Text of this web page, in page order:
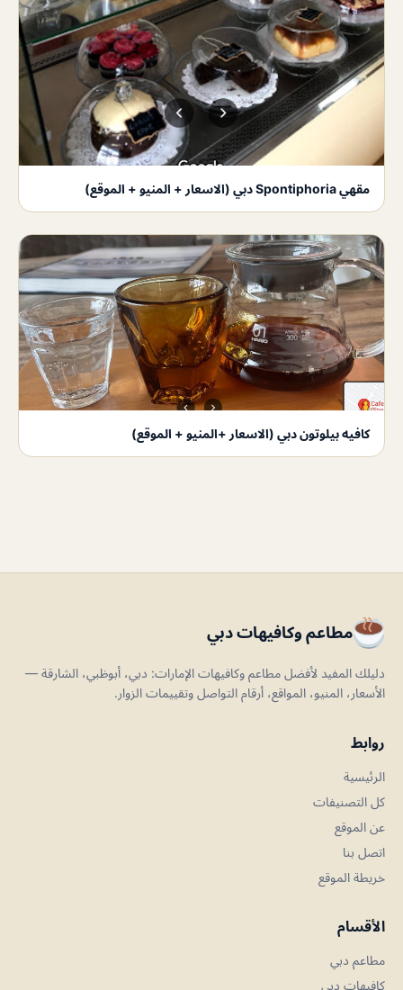
مقهي Spontiphoria دبي (الاسعار + المنيو + الموقع)
كافيه بيلوتون دبي (الاسعار +المنيو + الموقع)
مطاعم وكافيهات دبي
دليلك المفيد لأفضل مطاعم وكافيهات الإمارات: دبي، أبوظبي، الشارقة —
الأسعار، المنيو، المواقع، أرقام التواصل وتقييمات الزوار.
روابط
الرئيسية
كل التصنيفات
عن الموقع
اتصل بنا
خريطة الموقع
الأقسام
مطاعم دبي
كافيهات دبي